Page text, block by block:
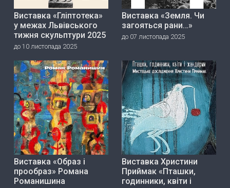
Виставка «Гліптотека»
у межах Львівського
тижня скульптури 2025
до 10 листопада 2025
Виставка «Земля. Чи
загояться рани…»
до 07 листопада 2025
Виставка «Образ і
прообраз» Романа
Романишина
Виставка Христини
Приймак «Пташки,
годинники, квіти і